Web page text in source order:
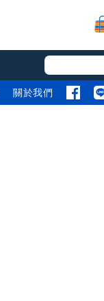
關於我們